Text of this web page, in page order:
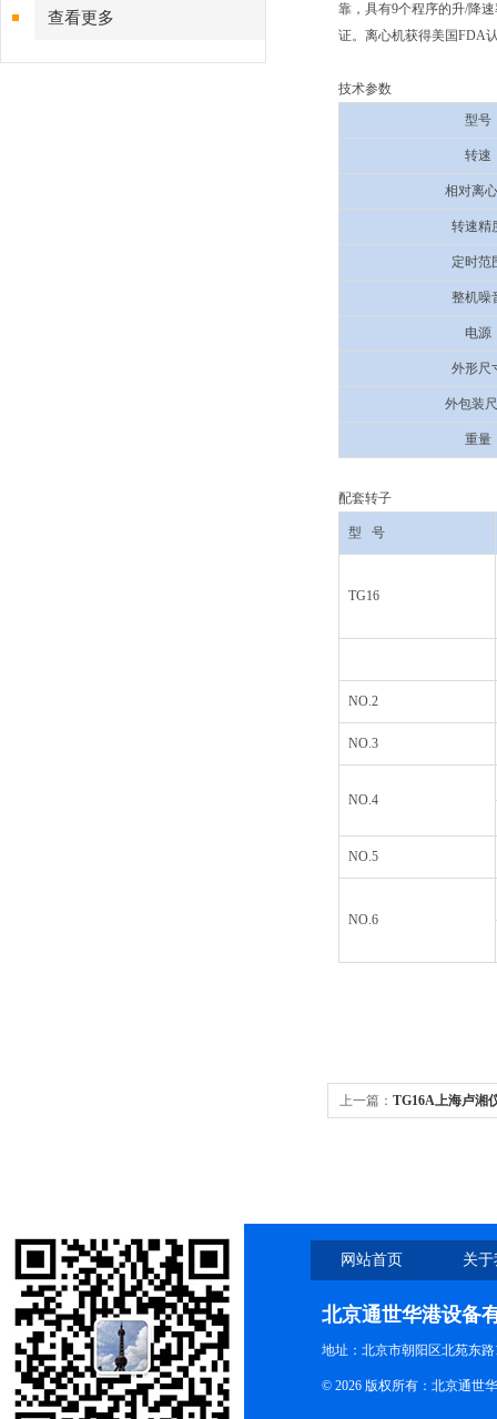
查看更多
靠，具有9个程序的升/降
证。离心机获得美国FDA
技术参数
型号
转速
相对离
转速精
定时范
整机噪
电源
外形尺
外包装
重量
配套转子
型 号
TG16
NO.2
NO.3
NO.4
NO.5
NO.6
上一篇： TG16A上海卢湘
网站首页 关
北京通世华港设备
地址：北京市朝阳区北苑东路
© 2026 版权所有：北京通世